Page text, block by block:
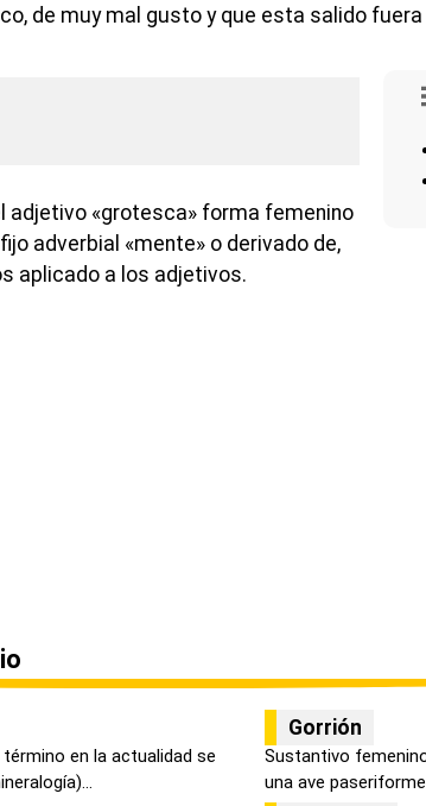
de muy mal gusto y que esta salido
adjetivo «grotesca» forma femenino
adverbial «mente» o derivado de,
aplicado a los adjetivos.
en la actualidad se
Gorrión
Sustantivo
una ave